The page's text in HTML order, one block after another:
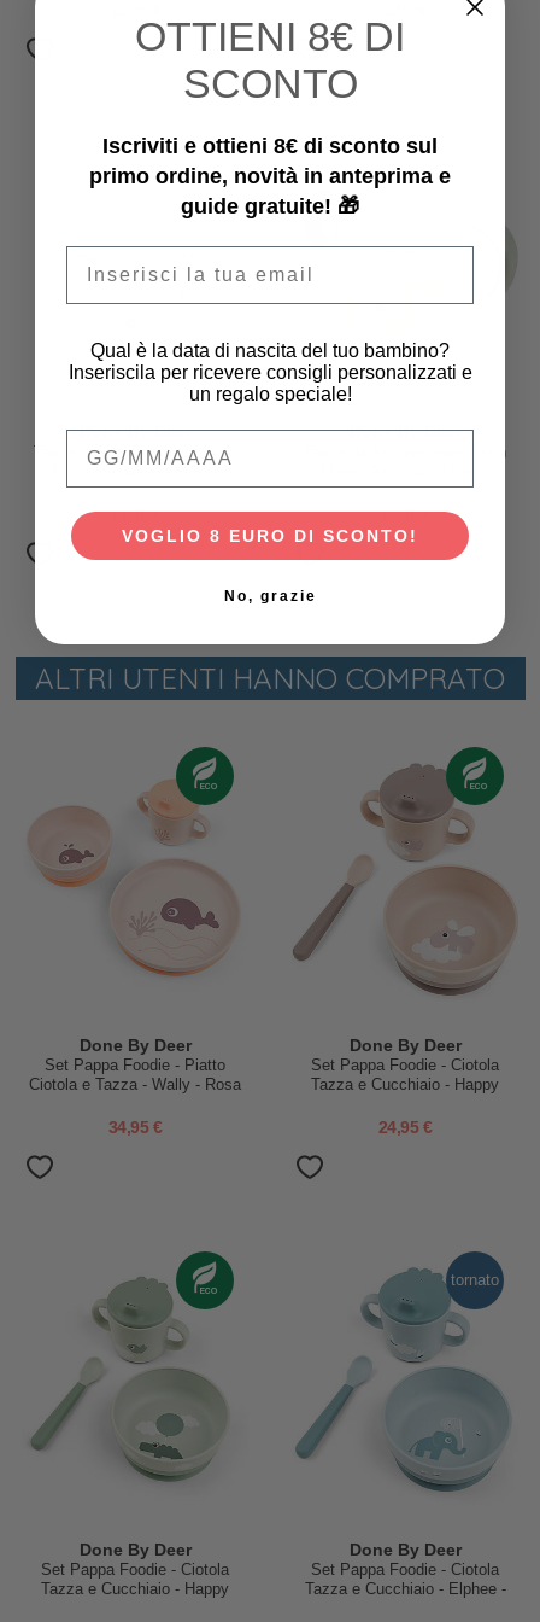
Done By Deer
Tazza da Apprendimento con
Antigoccia - Tiny Farm - Cipria -
260 ml - 9m+
14,95 €
Done By Deer
Tazza da Apprendimento con
Playground - Verde
12,95 €
ALTRI UTENTI HANNO COMPRATO
Done By Deer
Set Pappa Foodie - Piatto
Ciotola e Tazza - Wally - Rosa
34,95 €
Done By Deer
Set Pappa Foodie - Ciotola
Tazza e Cucchiaio - Happy
Alimentare
24,95 €
Done By Deer
Set Pappa Foodie - Ciotola
Tazza e Cucchiaio - Happy
tornato
Done By Deer
Set Pappa Foodie - Ciotola
Tazza e Cucchiaio - Elphee -
OTTIENI 8€ DI
SCONTO
Iscriviti e ottieni 8€ di sconto sul
primo ordine, novità in anteprima e
guide gratuite! 🎁
Qual è la data di nascita del tuo bambino?
Inseriscila per ricevere consigli personalizzati e
un regalo speciale!
VOGLIO 8 EURO DI SCONTO!
No, grazie